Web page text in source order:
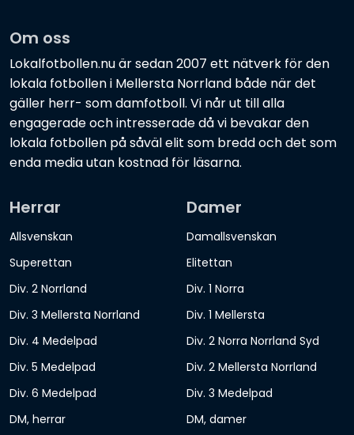
Om oss
Lokalfotbollen.nu är sedan 2007 ett nätverk för den
lokala fotbollen i Mellersta Norrland både när det
gäller herr- som damfotboll. Vi når ut till alla
engagerade och intresserade då vi bevakar den
lokala fotbollen på såväl elit som bredd och det som
enda media utan kostnad för läsarna.
Herrar
Allsvenskan
Superettan
Div. 2 Norrland
Div. 3 Mellersta Norrland
Div. 4 Medelpad
Div. 5 Medelpad
Div. 6 Medelpad
DM, herrar
Damer
Damallsvenskan
Elitettan
Div. 1 Norra
Div. 1 Mellersta
Div. 2 Norra Norrland Syd
Div. 2 Mellersta Norrland
Div. 3 Medelpad
DM, damer